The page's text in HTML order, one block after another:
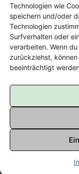
Technologien wie
speichern und/oder
Technologien
Surfverhalten oder
verarbeiten. Wenn
zurückziehst,
beeinträchtigt
Offene
Tel:
09131–302259
E-Mail: